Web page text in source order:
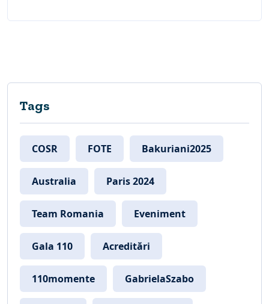
Tags
COSR FOTE Bakuriani2025
Australia Paris 2024
Team Romania Eveniment
Gala 110 Acreditări
110momente GabrielaSzabo